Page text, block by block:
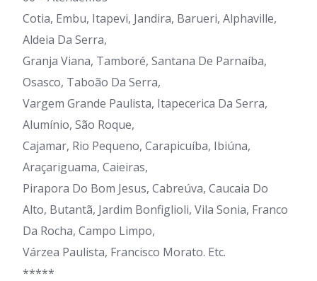
Cotia, Embu, Itapevi, Jandira, Barueri, Alphaville,
Aldeia Da Serra,
Granja Viana, Tamboré, Santana De Parnaíba,
Osasco, Taboão Da Serra,
Vargem Grande Paulista, Itapecerica Da Serra,
Alumínio, São Roque,
Cajamar, Rio Pequeno, Carapicuíba, Ibiúna,
Araçariguama, Caieiras,
Pirapora Do Bom Jesus, Cabreúva, Caucaia Do
Alto, Butantã, Jardim Bonfiglioli, Vila Sonia, Franco
Da Rocha, Campo Limpo,
Várzea Paulista, Francisco Morato. Etc.
*****